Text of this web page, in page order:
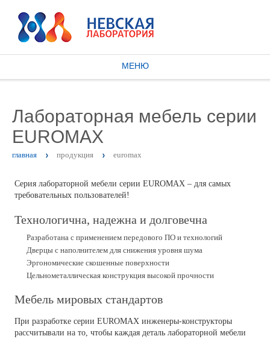
МЕНЮ
Лабораторная мебель серии
EUROMAX
главная продукция euromax
Серия лабораторной мебели серии EUROMAX – для самых
требовательных пользователей!
Технологична, надежна и долговечна
Разработана с применением передового ПО и технологий
Дверцы с наполнителем для снижения уровня шума
Эргономические скошенные поверхности
Цельнометаллическая конструкция высокой прочности
Мебель мировых стандартов
При разработке серии EUROMAX инженеры-конструкторы
рассчитывали на то, чтобы каждая деталь лабораторной мебели